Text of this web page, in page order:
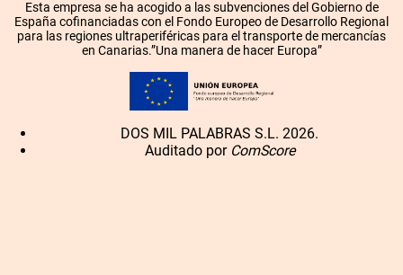
Esta empresa se ha acogido a las subvenciones del Gobierno de
España cofinanciadas con el Fondo Europeo de Desarrollo Regional
para las regiones ultraperiféricas para el transporte de mercancías
en Canarias.”Una manera de hacer Europa”
DOS MIL PALABRAS S.L. 2026.
Auditado por ComScore